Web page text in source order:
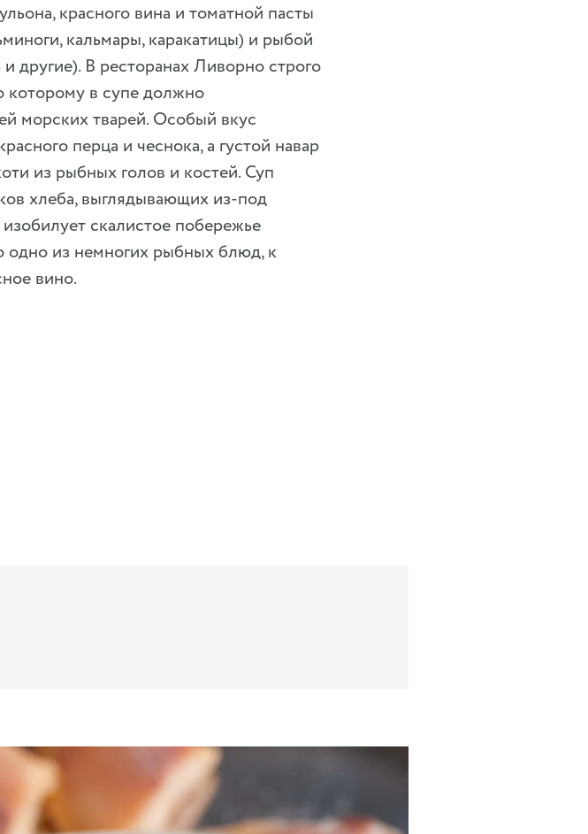
красного вина и томатной пасты
кальмары, каракатицы) и рыбой
и другие). В ресторанах Ливорно строго
которому в супе должно
морских тварей. Особый вкус
перца и чеснока, а густой навар
из рыбных голов и костей. Суп
хлеба, выглядывающих из-под
скалистое побережье
одно из немногих рыбных блюд, к
вино.